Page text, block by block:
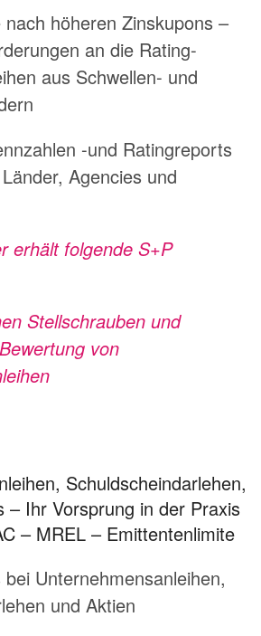
höheren Zinskupons –
an die Rating-
aus Schwellen- und
-und Ratingreports
Agencies und
erhält folgende S+P
Stellschrauben und
von
Schuldscheindarlehen,
– Ihr Vorsprung in der Praxis
– MREL – Emittentenlimite
Unternehmensanleihen,
und Aktien